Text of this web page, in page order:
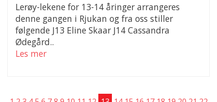
Lerøy-lekene for 13-14 åringer arrangeres
denne gangen i Rjukan og fra oss stiller
følgende J13 Eline Skaar J14 Cassandra
Ødegård..
Les mer